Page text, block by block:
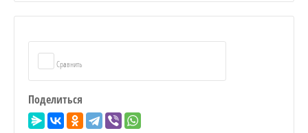
Сравнить
Поделиться